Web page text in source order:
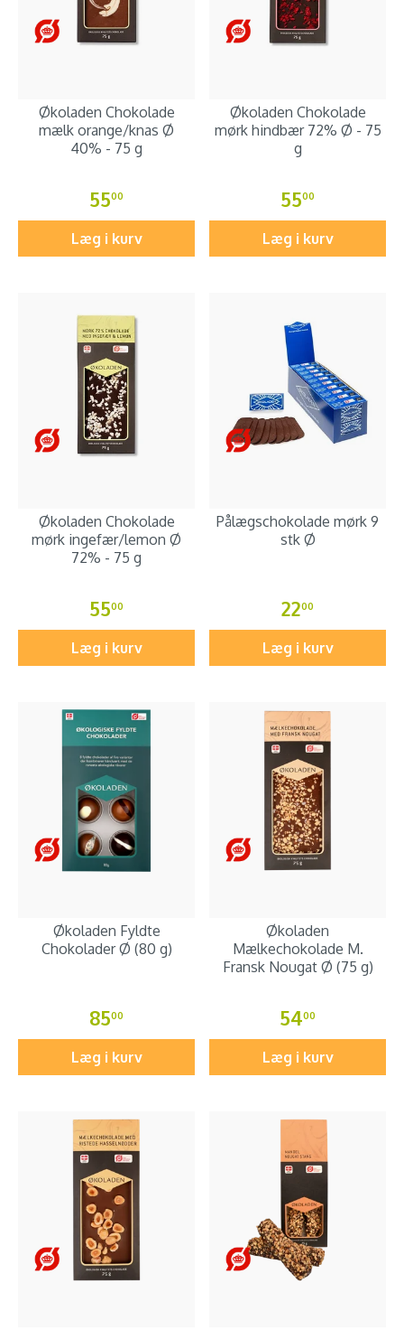
Økoladen Chokolade
mælk orange/knas Ø
40% - 75 g
5500
Læg i kurv
Økoladen Chokolade
mørk hindbær 72% Ø - 75
g
5500
Læg i kurv
Økoladen Chokolade
mørk ingefær/lemon Ø
72% - 75 g
5500
Læg i kurv
Pålægschokolade mørk 9
stk Ø
2200
Læg i kurv
Økoladen Fyldte
Chokolader Ø (80 g)
8500
Læg i kurv
Økoladen
Mælkechokolade M.
Fransk Nougat Ø (75 g)
5400
Læg i kurv